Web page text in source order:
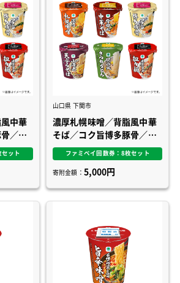
中華
／小
関西
旨辛
ット
山口県 下関市
濃厚札幌味噌／背脂風中華
そば／コク旨博多豚骨／小
海老天ぷらそば 東／関西
風きつねうどん／濃厚旨辛
担々麺
ファミペイ回数券：8枚セット
寄附金額： 5,000円